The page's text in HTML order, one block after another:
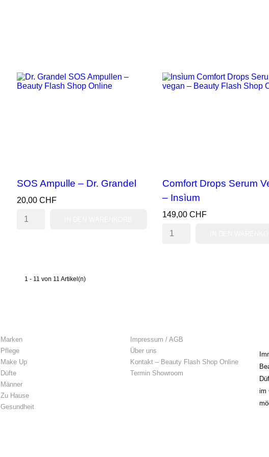
SOS Ampulle – Dr. Grandel
20,00 CHF
Comfort Drops Serum
– Insìum
149,00 CHF
1 - 11 von 11 Artikel(n)
Marken
Pflege
Make Up
Düfte
Männer
Zu Hause
Gesundheit
Impressum / AGB
Über uns
Kontakt – Beauty Flash Shop Online
Termin Showroom
im